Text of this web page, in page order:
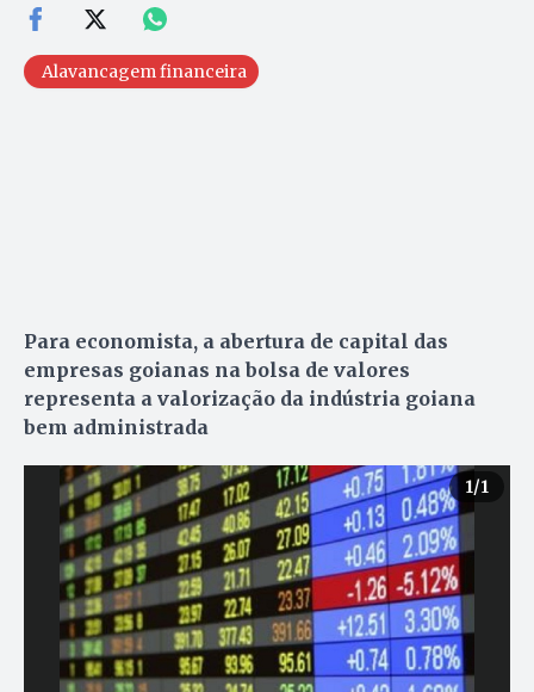
Alavancagem financeira
Para economista, a abertura de capital das
empresas goianas na bolsa de valores
representa a valorização da indústria goiana
bem administrada
1/1